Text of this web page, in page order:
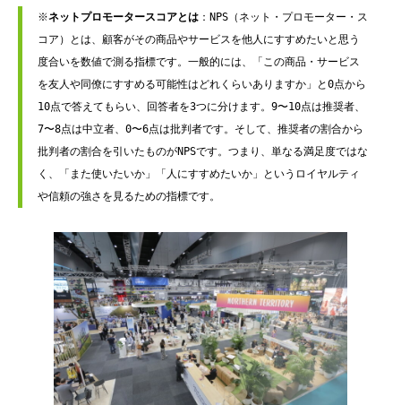
※ネットプロモータースコアとは ：NPS（ネット・プロモーター・ス
コア）とは、顧客がその商品やサービスを他人にすすめたいと思う
度合いを数値で測る指標です。一般的には、「この商品・サービス
を友人や同僚にすすめる可能性はどれくらいありますか」と0点から
10点で答えてもらい、回答者を3つに分けます。9〜10点は推奨者、
7〜8点は中立者、0〜6点は批判者です。そして、推奨者の割合から
批判者の割合を引いたものがNPSです。つまり、単なる満足度ではな
く、「また使いたいか」「人にすすめたいか」というロイヤルティ
や信頼の強さを見るための指標です。